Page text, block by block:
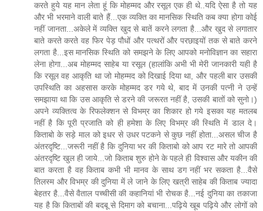
करते हुये यह मान लेता हूं कि मोहम्मद और रसूल एक ही थे..यदि ऐसा है तो यह
और भी भरमाने वाली बाते हैं...एक व्यक्ति का मानसिक स्थिति कब क्या होगा कोई
नहीं जानता...अकेले में व्यक्ति खुद से बातें करने लगता है...और खुद से लगातार
बाते करते करते वह फिर पेड़ पौधों और पत्थरों और परछाइयों तक से बाते करने
लगता है...इस मानसिक स्थिति को समझने के लिए आपको मनोविज्ञान का सहारा
लेना होगा...अब मोहम्मद साहेब या रसूल (हालांकि अभी भी मेरी जानकारी यही है
कि रसूल वह आकृति था जो मोहम्मद को दिखाई दिया था, और पहली बार उसकी
उपस्थिति का अहसास करके मोहम्मद डर गये थे, बाद में उनकी पत्नी ने उन्हें
समझाया था कि उस आकृति से डरने की जरूरत नहीं है, उसकी बातों को सुनो।)
अपने व्यक्तित्व के रिफलेक्शन से विभम्र का शिकार हो गये इसका यह मतलब
नहीं है कि पूरी प्रजाति को ही हमेशा के लिए विभम्र की स्थिति में डाल दे।
किताबो के सड़े माल को इधर से उधर पटकने से कुछ नहीं होता...असल चीज है
अंतरदृष्टि...जरूरी नहीं है कि दुनिया भर की किताबो को आप रट मारे तो आपकी
अंतरदृष्टि खुल ही जाये...जो किताब शुरु होने के पहले ही विश्वास और यकीन की
बात करता है वह किताब कभी भी मानव के साथ डग नहीं भर सकता है...वैसे
तिलस्म और विभम्र की दुनिया में ले जाने के लिए खत्री साहेब की किताब ज्यादा
बेहतर है...वैसे वैताल पच्चीसी की कहानियां भी रोचक है...नई दुनिया का तकाजा
यह है कि किताबों की बदबू से दिमाग को बचाना...पढ़िये खूब पढ़िये और लोगों को